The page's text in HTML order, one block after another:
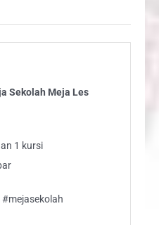
Sekolah Meja Les
1 kursi